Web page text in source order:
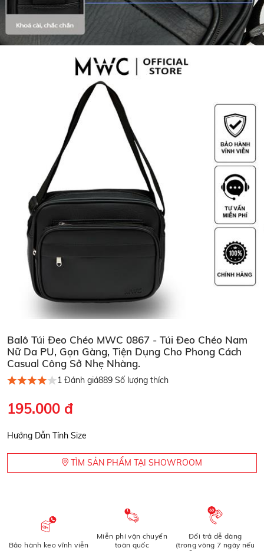
Balô Túi Đeo Chéo MWC 0867 - Túi Đeo Chéo Nam
Nữ Da PU, Gọn Gàng, Tiện Dụng Cho Phong Cách
Casual Công Sở Nhẹ Nhàng.
1 Đánh giá889 Số lượng thích
195.000 đ
Hướng Dẫn Tính Size
TÌM SẢN PHẨM TẠI SHOWROOM
Bảo hành keo vĩnh viễn
Miễn phí vận chuyển
toàn quốc
Đổi trả dễ dàng
(trong vòng 7 ngày nếu